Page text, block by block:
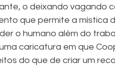
o deixando vagando
que permite a mística
o humano além do
caricatura em que
do que de criar um